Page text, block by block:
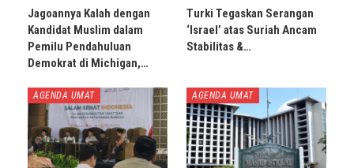
Jagoannya Kalah dengan
Kandidat Muslim dalam
Pemilu Pendahuluan
Demokrat di Michigan,…
Turki Tegaskan Serangan
‘Israel’ atas Suriah Ancam
Stabilitas &…
AGENDA UMAT AGENDA UMAT